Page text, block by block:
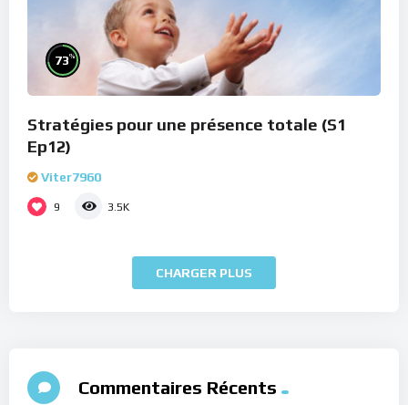
73%
Stratégies pour une présence totale (S1
Ep12)
Viter7960
9 3.5K
CHARGER PLUS
Commentaires Récents